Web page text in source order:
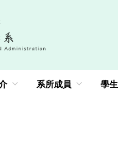
系所成員 學